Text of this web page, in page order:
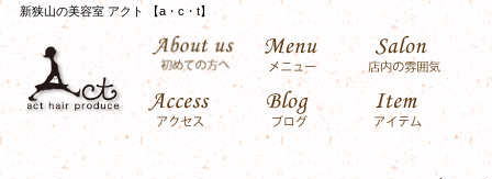
新狭山の美容室 アクト 【a・c・t】